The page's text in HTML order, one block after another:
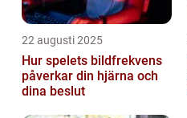
22 augusti 2025
Hur spelets bildfrekvens
påverkar din hjärna och
dina beslut